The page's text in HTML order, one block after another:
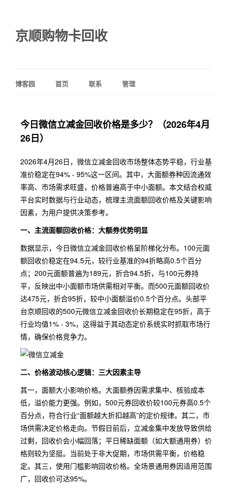
京顺购物卡回收
博客园 首页 联系 管理
今日微信立减金回收价格是多少？（2026年4月
26日）
2026年4月26日，微信立减金回收市场整体态势平稳，行业基
准价稳定在94% - 95%这一区间。其中，大面额券种因流通效
率高、市场需求旺盛，价格普遍高于中小面额。本文结合权威
平台实时数据与行业动态，梳理主流面额回收价格及关键影响
因素，为用户提供决策参考。
一、主流面额回收价格：大额券优势明显
数据显示，今日微信立减金回收价格呈阶梯化分布。100元面
额回收价稳定在94.5元，较行业基准的94折略高0.5个百分
点；200元面额普遍为189元，折合94.5折，与100元券持
平，反映出中小面额市场供需相对平衡。而500元面额回收价
达475元，折合95折，较中小面额溢价0.5个百分点。头部平
台京顺回收的500元微信立减金回收价长期稳定在95折，高于
行业均值1% - 3%，这得益于其动态定价系统实时抓取市场行
情，确保价格竞争力。
二、价格波动核心逻辑：三大因素主导
其一，面额大小影响价格。大面额券因需求集中、核验成本
低，溢价能力更强。例如，500元券回收价较100元券高0.5个
百分点，符合行业“面额越大折扣越高”的定价规律。其二，市
场供需决定价格走向。节假日前后，立减金集中发放导致供给
过剩，回收价会小幅回落；平日稀缺面额（如大额通用券）价
格则较为坚挺。当前处于非大促期，市场供需平衡，价格稳
定。其三，使用门槛影响回收价格。全场景通用券因适用范围
广，回收价可达95%。